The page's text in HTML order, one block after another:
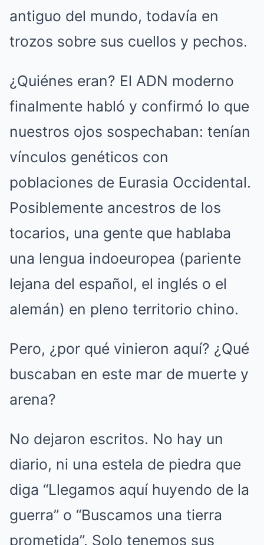
antiguo del mundo, todavía en
trozos sobre sus cuellos y pechos.
¿Quiénes eran? El ADN moderno
finalmente habló y confirmó lo que
nuestros ojos sospechaban: tenían
vínculos genéticos con
poblaciones de Eurasia Occidental.
Posiblemente ancestros de los
tocarios, una gente que hablaba
una lengua indoeuropea (pariente
lejana del español, el inglés o el
alemán) en pleno territorio chino.
Pero, ¿por qué vinieron aquí? ¿Qué
buscaban en este mar de muerte y
arena?
No dejaron escritos. No hay un
diario, ni una estela de piedra que
diga “Llegamos aquí huyendo de la
guerra” o “Buscamos una tierra
prometida”. Solo tenemos sus